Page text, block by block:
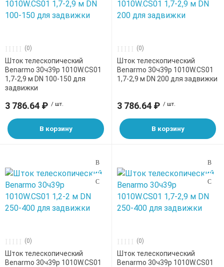
(0)
Шток телескопический
Benarmo 30ч39р 1010W.CS01
1,7-2,9 м DN 100-150 для
задвижки
3 786.64 ₽ / шт.
В корзину
(0)
Шток телескопический
Benarmo 30ч39р 1010W.CS01
1,7-2,9 м DN 200 для задвижки
3 786.64 ₽ / шт.
В корзину
(0)
Шток телескопический
Benarmo 30ч39р 1010W.CS01
(0)
Шток телескопический
Benarmo 30ч39р 1010W.CS01